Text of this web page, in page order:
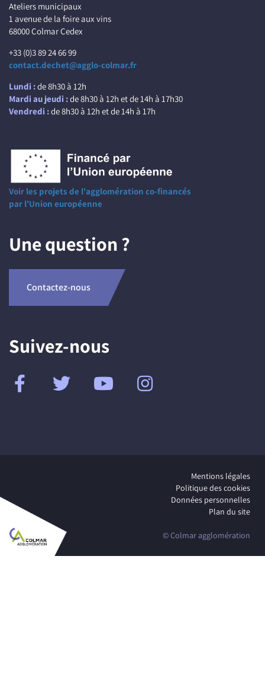
Ateliers municipaux
1 avenue de la foire aux vins
68000 Colmar Cedex
+33 (0)3 89 24 66 99
contact.dechet@agglo-colmar.fr
Lundi :de 8h30 à 12h
Mardi au jeudi :de 8h30 à 12h et de 14h à 17h30
Vendredi :de 8h30 à 12h et de 14h à 17h
Voir les projets de l'agglomération co-financés
par l'Union européenne
Une question ?
Contactez-nous
Suivez-nous
Mentions légales
Politique des cookies
Données personnelles
Plan du site
© Colmar agglomération